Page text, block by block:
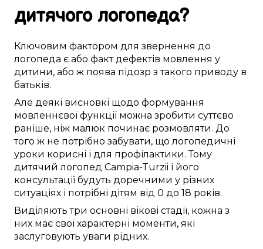
дитячого логопеда?
Ключовим фактором для звернення до
логопеда є або факт дефектів мовлення у
дитини, або ж поява підозр зтакого приводу в
батьків.
Але деякі висновкі щодо формування
мовленнєвої функції можна зробити суттєво
раніше, ніж малюк починає розмовляти. До
того ж не потрібно забувати, що логопедичні
уроки корисні і для профілактики.Тому
дитячий логопед Campia-Turzii і його
консультації будуть доречними у різних
ситуаціях і потрібні дітям від 0 до 18 років.
Виділяютьтри основні вікові стадії, кожна з
них має свої характерні моменти, які
заслуговують уваги рідних.